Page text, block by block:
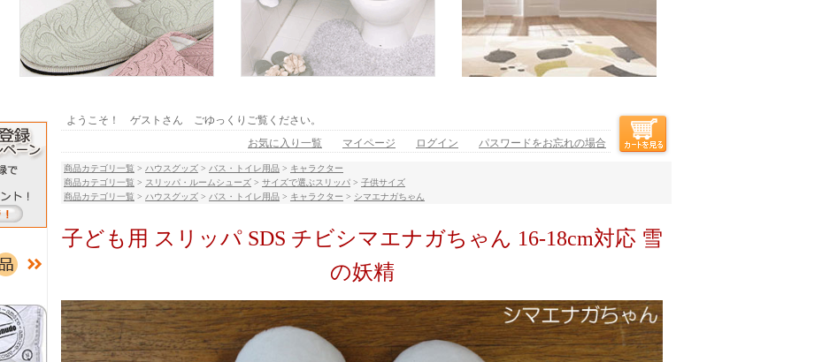
ようこそ！ ゲストさん ごゆっくりご覧ください。
お気に入り一覧
マイページ ログイン パスワードをお忘れの場合
商品カテゴリ一覧 > ハウスグッズ > バス・トイレ用品 > キャラクター
商品カテゴリ一覧 > スリッパ・ルームシューズ > サイズで選ぶスリッパ > 子供サイズ
商品カテゴリ一覧 > ハウスグッズ > バス・トイレ用品 > キャラクター > シマエナガちゃん
子ども用 スリッパ SDS チビシマエナガちゃん 16-18cm対応 雪
の妖精